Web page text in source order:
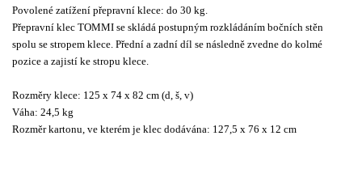
Povolené zatížení přepravní klece: do 30 kg.
Přepravní klec TOMMI se skládá postupným rozkládáním bočních stěn
spolu se stropem klece. Přední a zadní díl se následně zvedne do kolmé
pozice a zajistí ke stropu klece.
Rozměry klece: 125 x 74 x 82 cm (d, š, v)
Váha: 24,5 kg
Rozměr kartonu, ve kterém je klec dodávána: 127,5 x 76 x 12 cm